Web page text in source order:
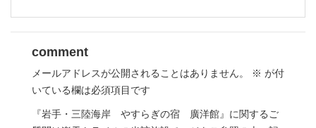
comment
メールアドレスが公開されることはありません。 ※ が付
いている欄は必須項目です
『岩手・三陸海岸 やすらぎの宿 廣洋館』に関するご